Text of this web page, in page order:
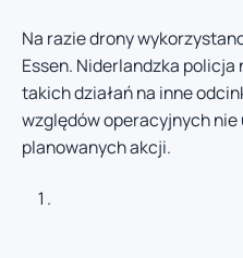
Na razie drony
Essen. Niderlandzka
takich działań na inne
względów operacyjnych nie
planowanych akcji.